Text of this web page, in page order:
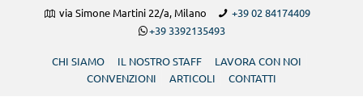
via Simone Martini 22/a, Milano
+39 02 84174409
+39 3392135493
CHI SIAMO IL NOSTRO STAFF
LAVORA CON NOI
CONVENZIONI
ARTICOLI CONTATTI